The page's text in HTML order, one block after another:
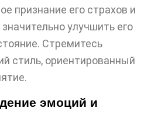
признание его страхов и
улучшить его
Стремитесь
стиль, ориентированный
эмоций и